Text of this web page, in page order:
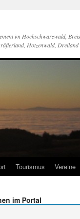
im Hochschwarzwald,
Hotzenwald, Dreiland
Tourismus Vereine
im Portal